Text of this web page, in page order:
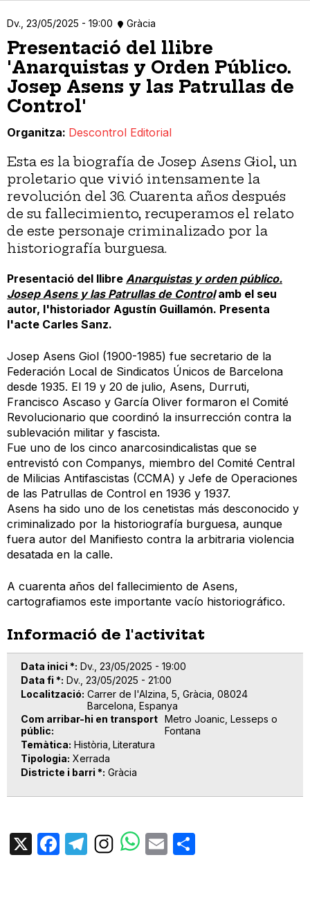
Dv., 23/05/2025 - 19:00 Gràcia
Presentació del llibre
'Anarquistas y Orden Público.
Josep Asens y las Patrullas de
Control'
Organitza Descontrol Editorial
Esta es la biografía de Josep Asens Giol, un
proletario que vivió intensamente la
revolución del 36. Cuarenta años después
de su fallecimiento, recuperamos el relato
de este personaje criminalizado por la
historiografía burguesa.
Presentació del llibre Anarquistas y orden público.
Josep Asens y las Patrullas de Controlamb el seu
autor, l'historiador Agustín Guillamón. Presenta
l'acte Carles Sanz.
Josep Asens Giol (1900-1985) fue secretario de la
Federación Local de Sindicatos Únicos de Barcelona
desde 1935. El 19 y 20 de julio, Asens, Durruti,
Francisco Ascaso y García Oliver formaron el Comité
Revolucionario que coordinó la insurrección contra la
sublevación militar y fascista.
Fue uno de los cinco anarcosindicalistas que se
entrevistó con Companys, miembro del Comité Central
de Milicias Antifascistas (CCMA) y Jefe de Operaciones
de las Patrullas de Control en 1936 y 1937.
Asens ha sido uno de los cenetistas más desconocido y
criminalizado por la historiografía burguesa, aunque
fuera autor del Manifiesto contra la arbitraria violencia
desatada en la calle.
A cuarenta años del fallecimiento de Asens,
cartografiamos este importante vacío historiográfico.
Informació de l'activitat
Data inici * Dv., 23/05/2025 - 19:00
Data fi * Dv., 23/05/2025 - 21:00
Localització Carrer de l'Alzina, 5, Gràcia, 08024
Barcelona, Espanya
Com arribar-hi en transport
públic
Metro Joanic, Lesseps o
Fontana
Temàtica Història Literatura
Tipologia Xerrada
Districte i barri * Gràcia
X Facebook
TelegramEmail